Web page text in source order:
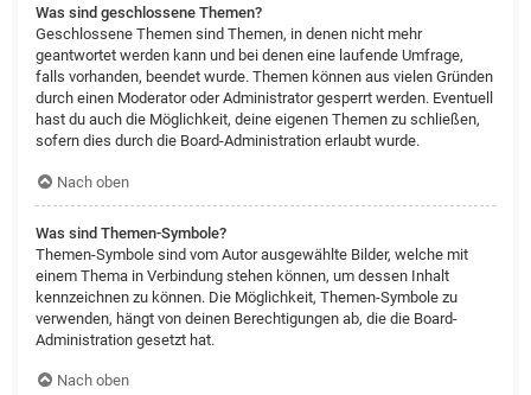
Was sind geschlossene Themen?
Geschlossene Themen sind Themen, in denen nicht mehr
geantwortet werden kann und bei denen eine laufende Umfrage,
falls vorhanden, beendet wurde. Themen können aus vielen Gründen
durch einen Moderator oder Administrator gesperrt werden. Eventuell
hast du auch die Möglichkeit, deine eigenen Themen zu schließen,
sofern dies durch die Board-Administration erlaubt wurde.
Nach oben
Was sind Themen-Symbole?
Themen-Symbole sind vom Autor ausgewählte Bilder, welche mit
einem Thema in Verbindung stehen können, um dessen Inhalt
kennzeichnen zu können. Die Möglichkeit, Themen-Symbole zu
verwenden, hängt von deinen Berechtigungen ab, die die Board-
Administration gesetzt hat.
Nach oben